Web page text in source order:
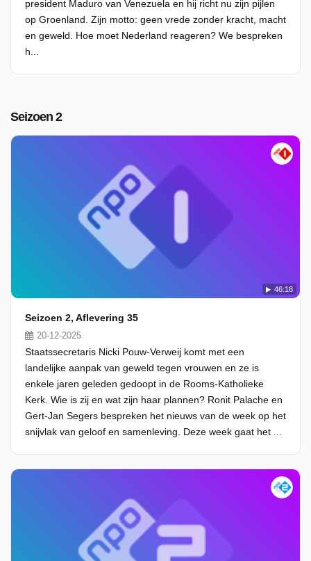
president Maduro van Venezuela en hij richt nu zijn pijlen
op Groenland. Zijn motto: geen vrede zonder kracht, macht
en geweld. Hoe moet Nederland reageren? We bespreken
h...
Seizoen 2
46:18
Seizoen 2, Aflevering 35
20-12-2025
Staatssecretaris Nicki Pouw-Verweij komt met een
landelijke aanpak van geweld tegen vrouwen en ze is
enkele jaren geleden gedoopt in de Rooms-Katholieke
Kerk. Wie is zij en wat zijn haar plannen? Ronit Palache en
Gert-Jan Segers bespreken het nieuws van de week op het
snijvlak van geloof en samenleving. Deze week gaat het ...